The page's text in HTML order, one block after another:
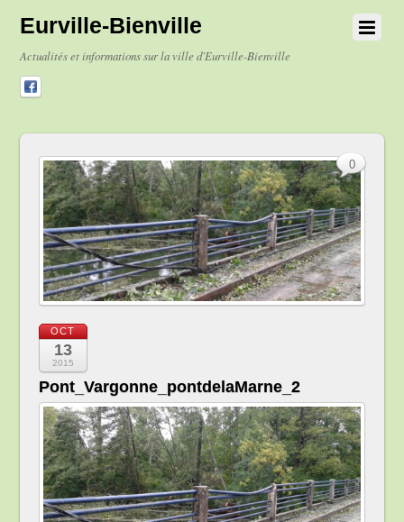
Eurville-Bienville
Actualités et informations sur la ville d'Eurville-Bienville
OCT
13
2015
Pont_Vargonne_pontdelaMarne_2
0